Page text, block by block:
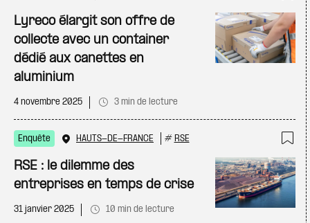
Lyreco élargit son offre de
collecte avec un container
dédié aux canettes en
aluminium
4 novembre 2025 3 min de lecture
Enquête HAUTS-DE-FRANCE # RSE
RSE : le dilemme des
entreprises en temps de crise
31 janvier 2025 10 min de lecture